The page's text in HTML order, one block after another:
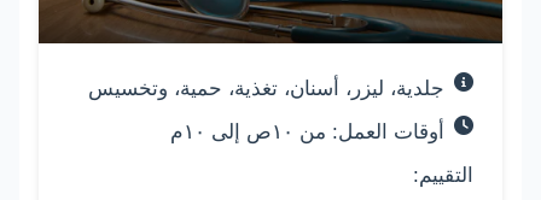
جلدية، ليزر، أسنان، تغذية، حمية، وتخسيس
أوقات العمل: من ١٠ص إلى ١٠م
التقييم: